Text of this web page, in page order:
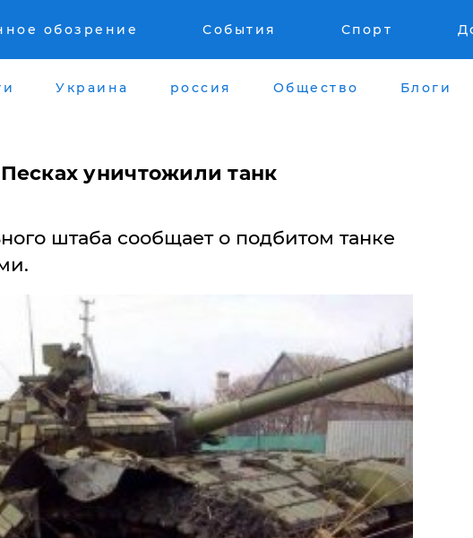
обозрение События Спорт
Украина россия Общество Блоги
уничтожили танк
штаба сообщает о подбитом танке